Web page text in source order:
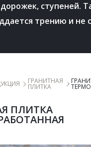
ступеней.
трению и не
​ГРАНИТНАЯ
ПЛИТКА
ПЛИТКА